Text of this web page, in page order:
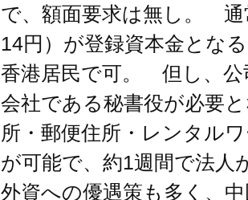
で、額面要求は無し。 通
14円）が登録資本金とな
香港居民で可。 但し、公
会社である秘書役が必要
所・郵便住所・レンタル
が可能で、約1週間で法
外資への優遇策も多く、